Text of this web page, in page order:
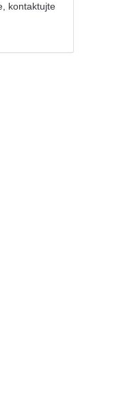
kontaktujte